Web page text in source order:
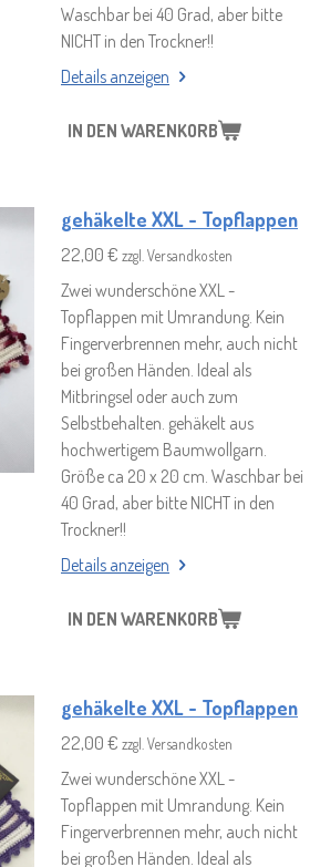
Waschbar bei 40 Grad, aber bitte
NICHT in den Trockner!!
Details anzeigen
IN DEN WARENKORB
gehäkelte XXL - Topflappen
22,00 € zzgl. Versandkosten
Zwei wunderschöne XXL -
Topflappen mit Umrandung. Kein
Fingerverbrennen mehr, auch nicht
bei großen Händen. Ideal als
Mitbringsel oder auch zum
Selbstbehalten. gehäkelt aus
hochwertigem Baumwollgarn.
Größe ca 20 x 20 cm. Waschbar bei
40 Grad, aber bitte NICHT in den
Trockner!!
Details anzeigen
IN DEN WARENKORB
gehäkelte XXL - Topflappen
22,00 € zzgl. Versandkosten
Zwei wunderschöne XXL -
Topflappen mit Umrandung. Kein
Fingerverbrennen mehr, auch nicht
bei großen Händen. Ideal als